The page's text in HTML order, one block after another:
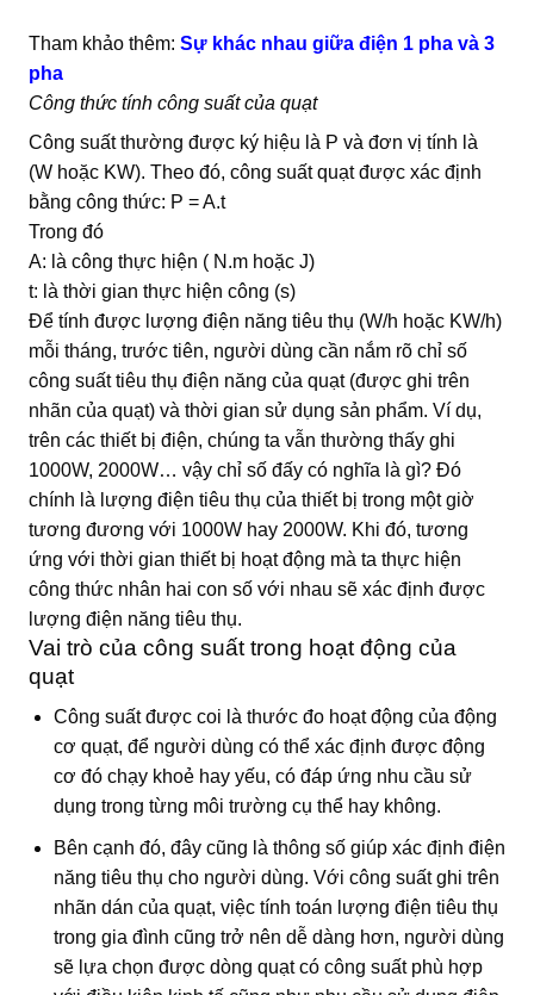
Tham khảo thêm: Sự khác nhau giữa điện 1 pha và 3
pha
Công thức tính công suất của quạt
Công suất thường được ký hiệu là P và đơn vị tính là
(W hoặc KW). Theo đó, công suất quạt được xác định
bằng công thức: P = A.t
Trong đó
A: là công thực hiện ( N.m hoặc J)
t: là thời gian thực hiện công (s)
Để tính được lượng điện năng tiêu thụ (W/h hoặc KW/h)
mỗi tháng, trước tiên, người dùng cần nắm rõ chỉ số
công suất tiêu thụ điện năng của quạt (được ghi trên
nhãn của quạt) và thời gian sử dụng sản phẩm. Ví dụ,
trên các thiết bị điện, chúng ta vẫn thường thấy ghi
1000W, 2000W… vậy chỉ số đấy có nghĩa là gì? Đó
chính là lượng điện tiêu thụ của thiết bị trong một giờ
tương đương với 1000W hay 2000W. Khi đó, tương
ứng với thời gian thiết bị hoạt động mà ta thực hiện
công thức nhân hai con số với nhau sẽ xác định được
lượng điện năng tiêu thụ.
Vai trò của công suất trong hoạt động của
quạt
Công suất được coi là thước đo hoạt động của động
cơ quạt, để người dùng có thể xác định được động
cơ đó chạy khoẻ hay yếu, có đáp ứng nhu cầu sử
dụng trong từng môi trường cụ thể hay không.
Bên cạnh đó, đây cũng là thông số giúp xác định điện
năng tiêu thụ cho người dùng. Với công suất ghi trên
nhãn dán của quạt, việc tính toán lượng điện tiêu thụ
trong gia đình cũng trở nên dễ dàng hơn, người dùng
sẽ lựa chọn được dòng quạt có công suất phù hợp